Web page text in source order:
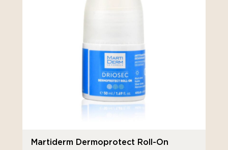
Martiderm Dermoprotect Roll-On